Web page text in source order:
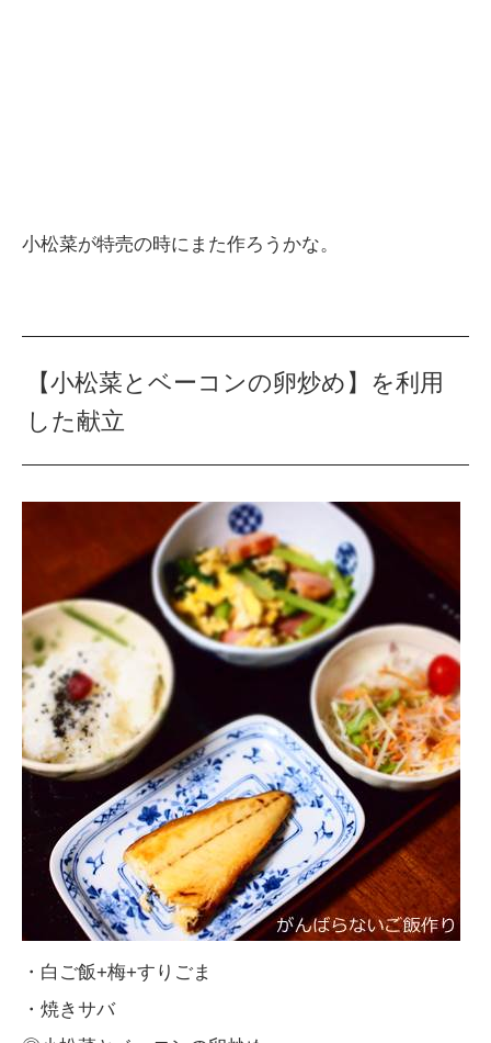
小松菜が特売の時にまた作ろうかな。
【小松菜とベーコンの卵炒め】を利用
した献立
・白ご飯+梅+すりごま
・焼きサバ